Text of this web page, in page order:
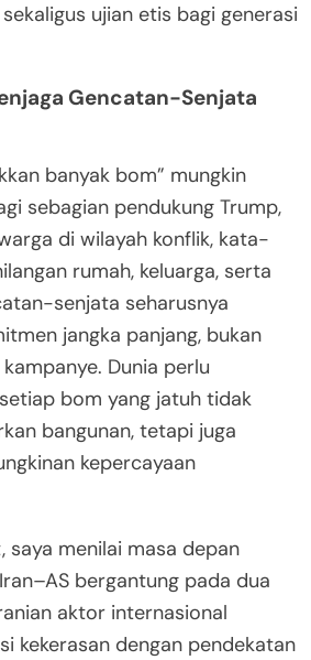
ujian etis bagi generasi
Gencatan-Senjata
banyak bom” mungkin
sebagian pendukung Trump,
di wilayah konflik, kata-
rumah, keluarga, serta
senjata seharusnya
jangka panjang, bukan
Dunia perlu
bom yang jatuh tidak
bangunan, tetapi juga
kepercayaan
saya menilai masa depan
bergantung pada dua
aktor internasional
kekerasan dengan pendekatan